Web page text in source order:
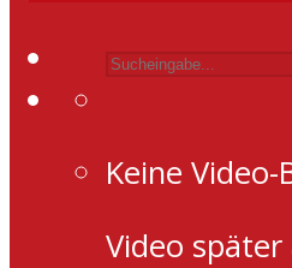
Keine
Video später